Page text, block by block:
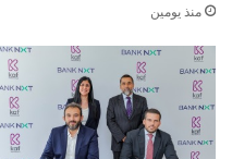
منذ يومين